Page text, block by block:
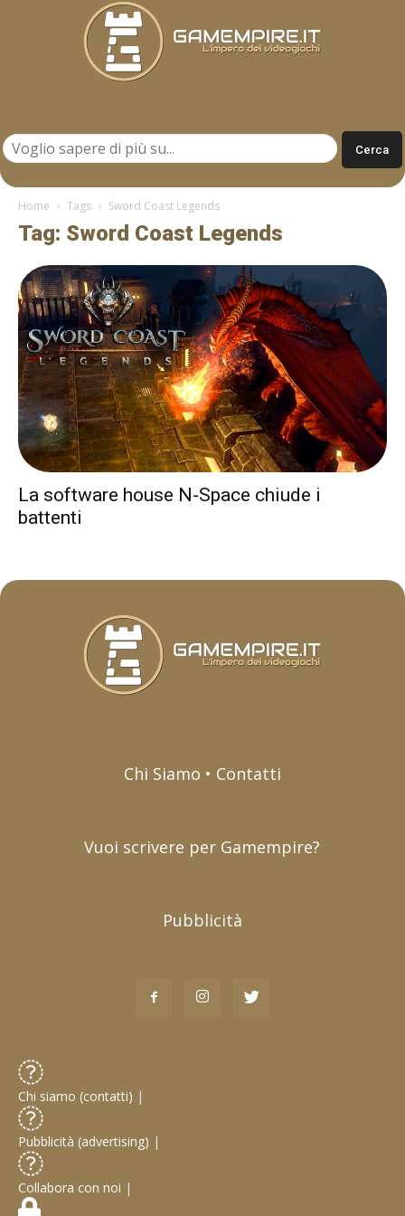
Home Tags Sword Coast Legends
Tag: Sword Coast Legends
La software house N-Space chiude i
battenti
Chi Siamo • Contatti
Vuoi scrivere per Gamempire?
Pubblicità
Chi siamo (contatti) |
Pubblicità (advertising) |
Collabora con noi |